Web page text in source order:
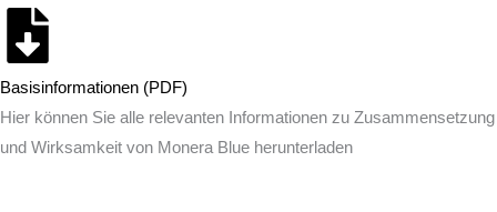
Basisinformationen (PDF)
Hier können Sie alle relevanten Informationen zu Zusammensetzung
und Wirksamkeit von Monera Blue herunterladen